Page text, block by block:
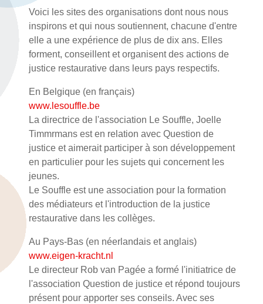
Voici les sites des organisations dont nous nous
inspirons et qui nous soutiennent, chacune d'entre
elle a une expérience de plus de dix ans. Elles
forment, conseillent et organisent des actions de
justice restaurative dans leurs pays respectifs.
En Belgique (en français)
www.lesouffle.be
La directrice de l'association Le Souffle, Joelle
Timmrmans est en relation avec Question de
justice et aimerait participer à son développement
en particulier pour les sujets qui concernent les
jeunes.
Le Souffle est une association pour la formation
des médiateurs et l'introduction de la justice
restaurative dans les collèges.
Au Pays-Bas (en néerlandais et anglais)
www.eigen-kracht.nl
Le directeur Rob van Pagée a formé l'initiatrice de
l'association Question de justice et répond toujours
présent pour apporter ses conseils. Avec ses